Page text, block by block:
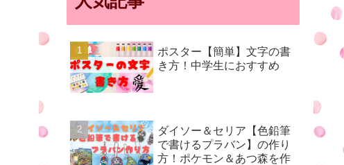
ポスター【簡単】文字の書
き方！中学生におすすめ
ダイソー＆セリア【色鉛筆
で書けるプラバン】の作り
方！ポケモン＆あつ森を作